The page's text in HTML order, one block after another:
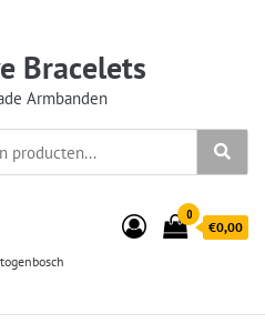
Bracelets
Armbanden
0
€0,00